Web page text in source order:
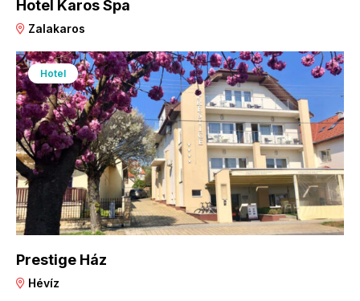
Hotel Karos Spa
Zalakaros
Hotel
Prestige Ház
Hévíz